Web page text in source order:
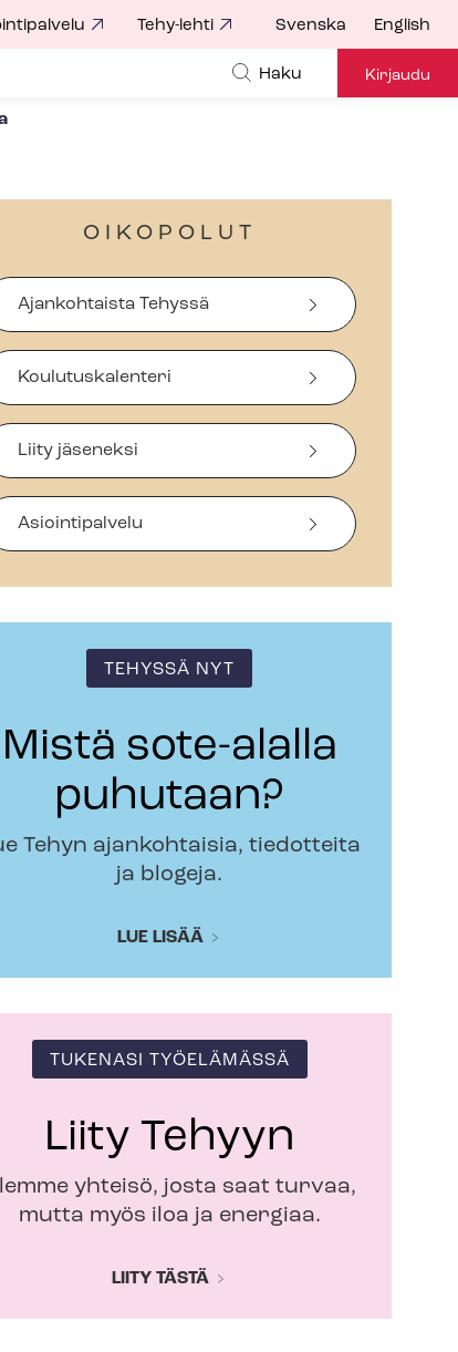
Tehy-lehti Svenska English
Haku Kirjaudu
OIKOPOLUT
Ajankohtaista Tehyssä
Koulutuskalenteri
Liity jäseneksi
Asiointipalvelu
TEHYSSÄ NYT
Mistä sote-alalla
puhutaan?
Tehyn ajankohtaisia, tiedotteita
ja blogeja.
LUE LISÄÄ
TUKENASI TYÖELÄMÄSSÄ
Liity Tehyyn
yhteisö, josta saat turvaa,
mutta myös iloa ja energiaa.
LIITY TÄSTÄ